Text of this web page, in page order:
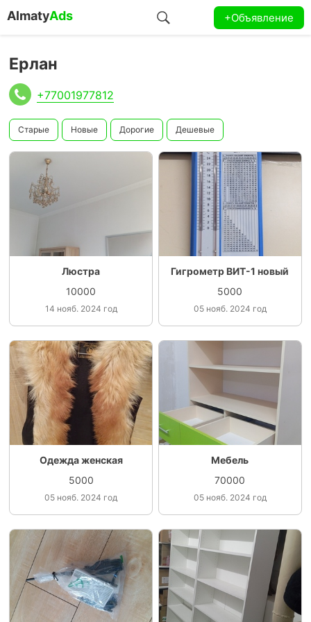
AlmatyAds +Объявление
Ерлан
+77001977812
Старые Новые Дорогие Дешевые
Люстра
10000
14 нояб. 2024 год
Гигрометр ВИТ-1 новый
5000
05 нояб. 2024 год
Одежда женская
5000
05 нояб. 2024 год
Мебель
70000
05 нояб. 2024 год